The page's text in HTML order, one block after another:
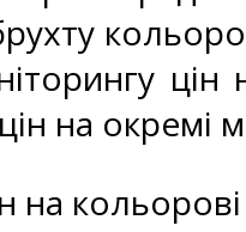
на окремі
на